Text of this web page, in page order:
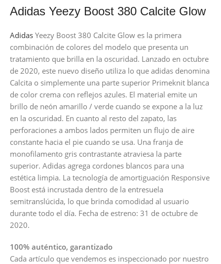
Adidas Yeezy Boost 380 Calcite Glow
Adidas Yeezy Boost 380 Calcite Glow es la primera
combinación de colores del modelo que presenta un
tratamiento que brilla en la oscuridad. Lanzado en octubre
de 2020, este nuevo diseño utiliza lo que adidas denomina
Calcita o simplemente una parte superior Primeknit blanca
de color crema con reflejos azules. El material emite un
brillo de neón amarillo / verde cuando se expone a la luz
en la oscuridad. En cuanto al resto del zapato, las
perforaciones a ambos lados permiten un flujo de aire
constante hacia el pie cuando se usa. Una franja de
monofilamento gris contrastante atraviesa la parte
superior. Adidas agrega cordones blancos para una
estética limpia. La tecnología de amortiguación Responsive
Boost está incrustada dentro de la entresuela
semitranslúcida, lo que brinda comodidad al usuario
durante todo el día. Fecha de estreno: 31 de octubre de
2020.
100% auténtico, garantizado
Cada artículo que vendemos es inspeccionado por nuestro